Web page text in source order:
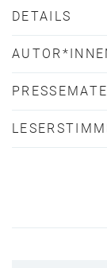
DETAILS